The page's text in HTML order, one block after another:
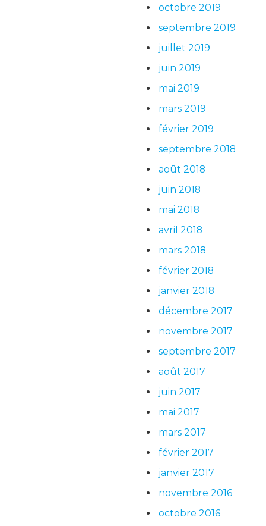
octobre 2019
septembre 2019
juillet 2019
juin 2019
mai 2019
mars 2019
février 2019
septembre 2018
août 2018
juin 2018
mai 2018
avril 2018
mars 2018
février 2018
janvier 2018
décembre 2017
novembre 2017
septembre 2017
août 2017
juin 2017
mai 2017
mars 2017
février 2017
janvier 2017
novembre 2016
octobre 2016